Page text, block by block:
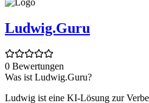
Ludwig.Guru
0 Bewertungen
Was ist Ludwig.Guru?
Ludwig ist eine KI-Lösung zur